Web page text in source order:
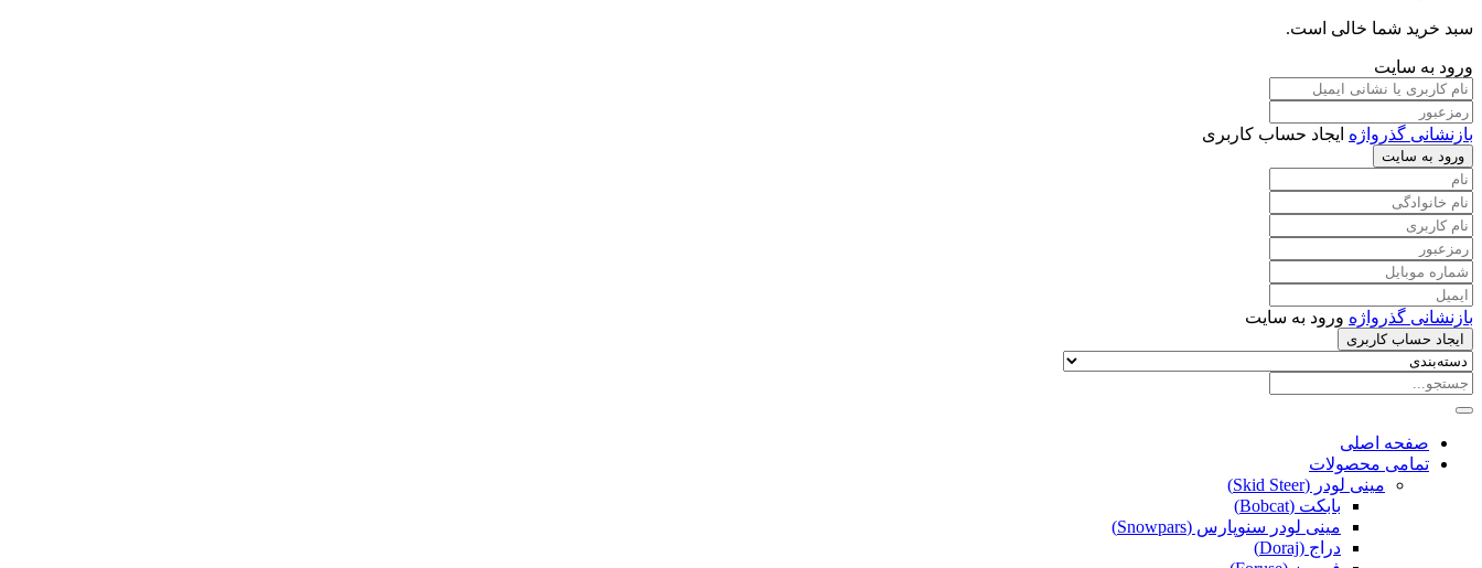
سبد خرید شما خالی است.
ورود به سایت
بازنشانی گذرواژه ایجاد حساب کاربری
ورود به سایت
بازنشانی گذرواژه ورود به سایت
ایجاد حساب کاربری
صفحه اصلی
تمامی محصولات
مینی لودر (Skid Steer)
بابکت (Bobcat)
مینی لودر سنوپارس (Snowpars)
دراج (Doraj)